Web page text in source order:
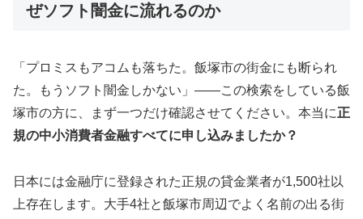
ぜソフト闇金に流れるのか
「プロミスもアコムも落ちた。飯塚市の街金にも断られ
た。もうソフト闇金しかない」——この検索をしている飯
塚市の方に、まず一つだけ確認させてください。本当に正
規の中小消費者金融すべてに申し込みましたか？
日本には金融庁に登録された正規の貸金業者が1,500社以
上存在します。大手4社と飯塚市周辺でよく名前の出る街